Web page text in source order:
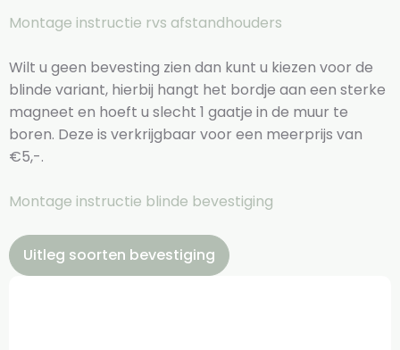
Montage instructie rvs afstandhouders
Wilt u geen bevesting zien dan kunt u kiezen voor de
blinde variant, hierbij hangt het bordje aan een sterke
magneet en hoeft u slecht 1 gaatje in de muur te
boren. Deze is verkrijgbaar voor een meerprijs van
€5,-.
Montage instructie blinde bevestiging
Uitleg soorten bevestiging